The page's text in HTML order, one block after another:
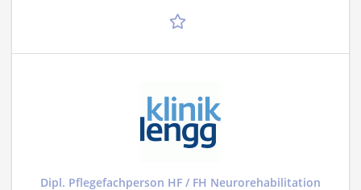
Dipl. Pflegefachperson HF / FH Neurorehabilitation